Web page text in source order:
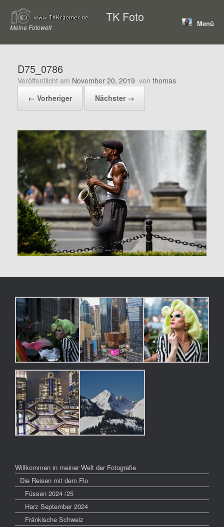
Inhalt
springen
TK Foto
Meine Fotowelt Menü
D75_0786
Veröffentlicht am November 20, 2019 von thomas
← Vorheriger
Nächster →
Willkommen in meiner Welt der Fotografie
Die Reisen mit dem Flo
Füssen 2024 /25
Harz September 2024
Fränkische Schweiz